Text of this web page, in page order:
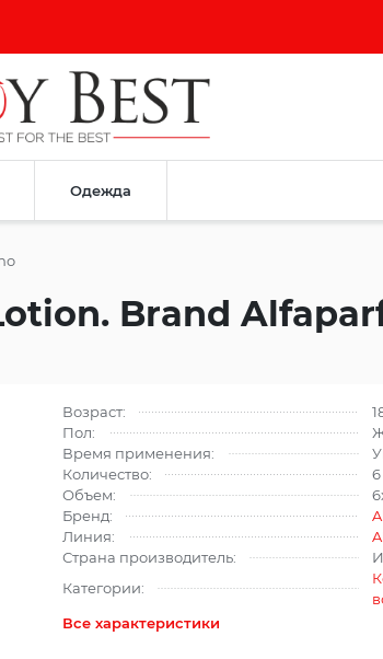
Одежда
Brand
Возраст:
Пол:
Время применения:
Количество:
6
Объем:
Бренд:
Линия:
Страна производитель:
Категории:
Все характеристики